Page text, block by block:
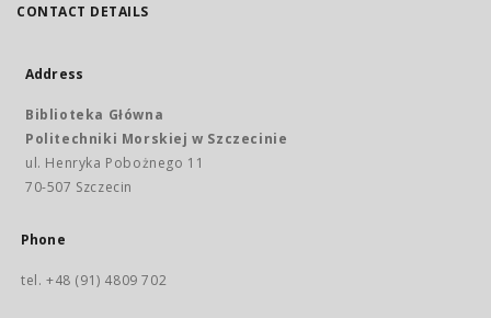
CONTACT DETAILS
Address
Biblioteka Główna
Politechniki Morskiej w Szczecinie
ul. Henryka Pobożnego 11
70-507 Szczecin
Phone
tel. +48 (91) 4809 702